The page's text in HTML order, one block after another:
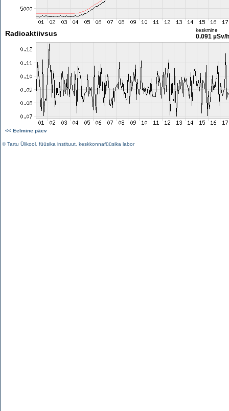
Radioaktiivsus keskmine
0.091 µSv/h
<< Eelmine päev
©Tartu Ülikool füüsika instituut keskkonnafüüsika labor